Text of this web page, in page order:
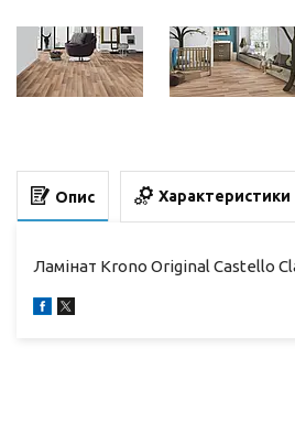
Опис Характеристики
Ламінат Krono Original Castello